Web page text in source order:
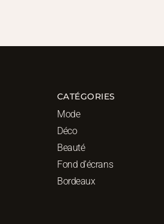
CATÉGORIES
Mode
Déco
Beauté
Fond d’écrans
Bordeaux